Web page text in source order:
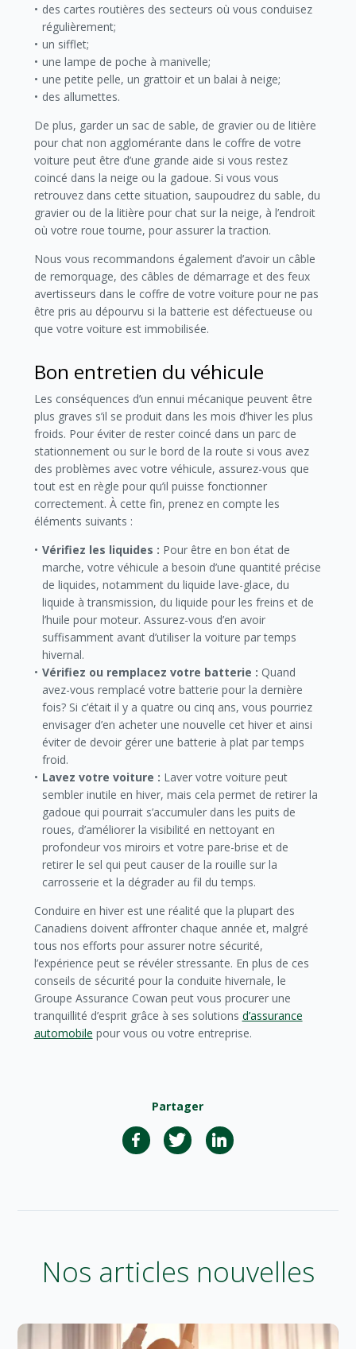
des cartes routières des secteurs où vous conduisez
régulièrement;
un sifflet;
une lampe de poche à manivelle;
une petite pelle, un grattoir et un balai à neige;
des allumettes.
De plus, garder un sac de sable, de gravier ou de litière
pour chat non agglomérante dans le coffre de votre
voiture peut être d’une grande aide si vous restez
coincé dans la neige ou la gadoue. Si vous vous
retrouvez dans cette situation, saupoudrez du sable, du
gravier ou de la litière pour chat sur la neige, à l’endroit
où votre roue tourne, pour assurer la traction.
Nous vous recommandons également d’avoir un câble
de remorquage, des câbles de démarrage et des feux
avertisseurs dans le coffre de votre voiture pour ne pas
être pris au dépourvu si la batterie est défectueuse ou
que votre voiture est immobilisée.
Bon entretien du véhicule
Les conséquences d’un ennui mécanique peuvent être
plus graves s’il se produit dans les mois d’hiver les plus
froids. Pour éviter de rester coincé dans un parc de
stationnement ou sur le bord de la route si vous avez
des problèmes avec votre véhicule, assurez-vous que
tout est en règle pour qu’il puisse fonctionner
correctement. À cette fin, prenez en compte les
éléments suivants :
Vérifiez les liquides : Pour être en bon état de
marche, votre véhicule a besoin d’une quantité précise
de liquides, notamment du liquide lave-glace, du
liquide à transmission, du liquide pour les freins et de
l’huile pour moteur. Assurez-vous d’en avoir
suffisamment avant d’utiliser la voiture par temps
hivernal.
Vérifiez ou remplacez votre batterie : Quand
avez-vous remplacé votre batterie pour la dernière
fois? Si c’était il y a quatre ou cinq ans, vous pourriez
envisager d’en acheter une nouvelle cet hiver et ainsi
éviter de devoir gérer une batterie à plat par temps
froid.
Lavez votre voiture : Laver votre voiture peut
sembler inutile en hiver, mais cela permet de retirer la
gadoue qui pourrait s’accumuler dans les puits de
roues, d’améliorer la visibilité en nettoyant en
profondeur vos miroirs et votre pare-brise et de
retirer le sel qui peut causer de la rouille sur la
carrosserie et la dégrader au fil du temps.
Conduire en hiver est une réalité que la plupart des
Canadiens doivent affronter chaque année et, malgré
tous nos efforts pour assurer notre sécurité,
l’expérience peut se révéler stressante. En plus de ces
conseils de sécurité pour la conduite hivernale, le
Groupe Assurance Cowan peut vous procurer une
tranquillité d’esprit grâce à ses solutions d’assurance
automobile pour vous ou votre entreprise.
Partager
Nos articles nouvelles